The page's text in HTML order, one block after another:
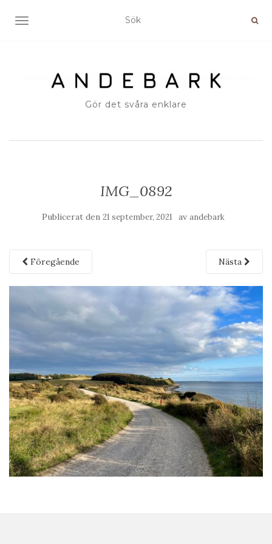
SLÅ PÅ/AV NAVIGERING
Gör det svåra enklare
IMG_0892
Publicerat den 21 september, 2021 av andebark
Föregående Nästa